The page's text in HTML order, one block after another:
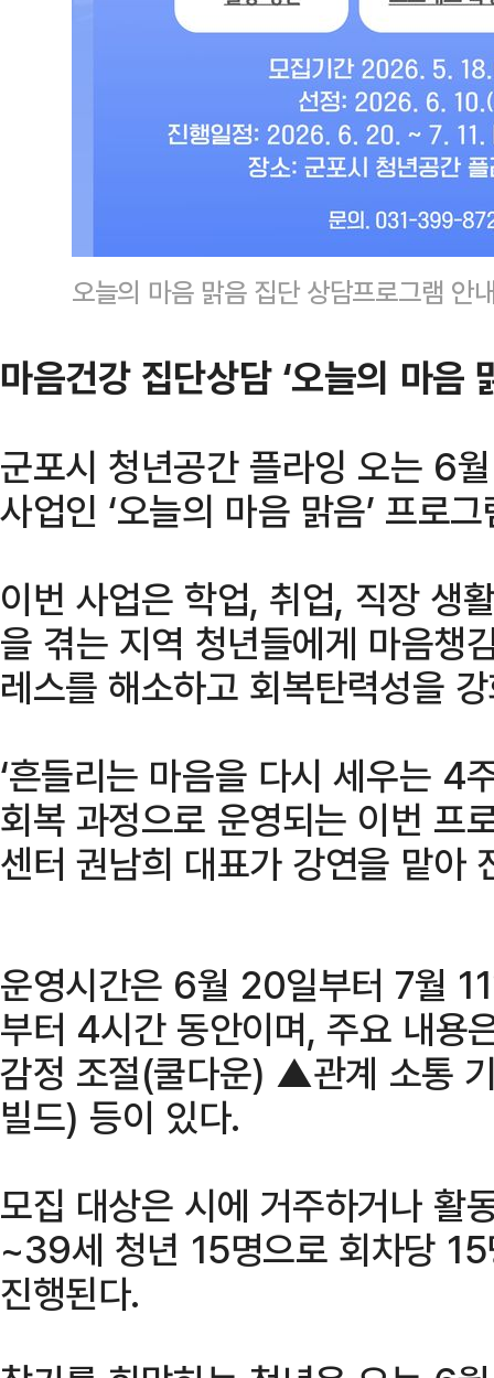
오늘의 마음 맑음 집단 상담프로그램
마음건강 집단상담 ‘오늘의 마음
군포시 청년공간 플라잉 오는 6
사업인 ‘오늘의 마음 맑음’ 프로
이번 사업은 학업, 취업, 직장 생
을 겪는 지역 청년들에게 마음챙
레스를 해소하고 회복탄력성을
‘흔들리는 마음을 다시 세우는 4
회복 과정으로 운영되는 이번 프
센터 권남희 대표가 강연을 맡아
운영시간은 6월 20일부터 7월
부터 4시간 동안이며, 주요 내
감정 조절(쿨다운) ▲관계 소통
빌드) 등이 있다.
모집 대상은 시에 거주하거나 활
~39세 청년 15명으로 회차당
진행된다.